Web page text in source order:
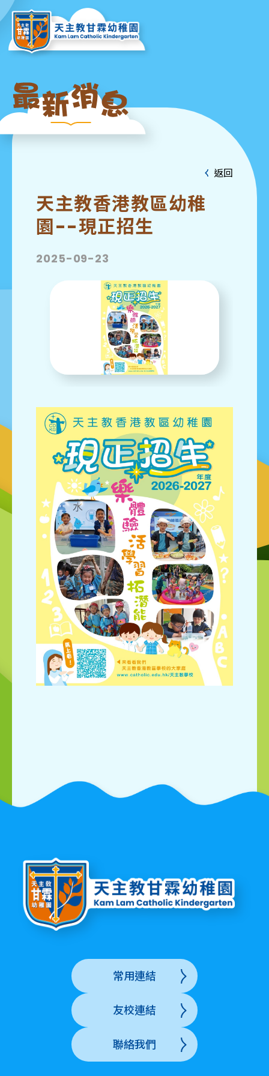
返回
天主教香港教區幼稚
園--現正招生
2025-09-23
常用連結
友校連結
聯絡我們